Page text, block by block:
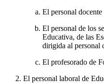
El personal
El personal de los
Educativa, de las
dirigida al personal
El profesorado de
El personal laboral de